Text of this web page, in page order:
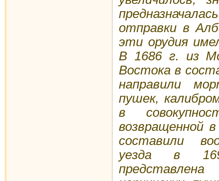
отправки в
эти орудия
В 1686 г. из
Востока в
направили
пушек,
в
возвращенной
составили
уезда в